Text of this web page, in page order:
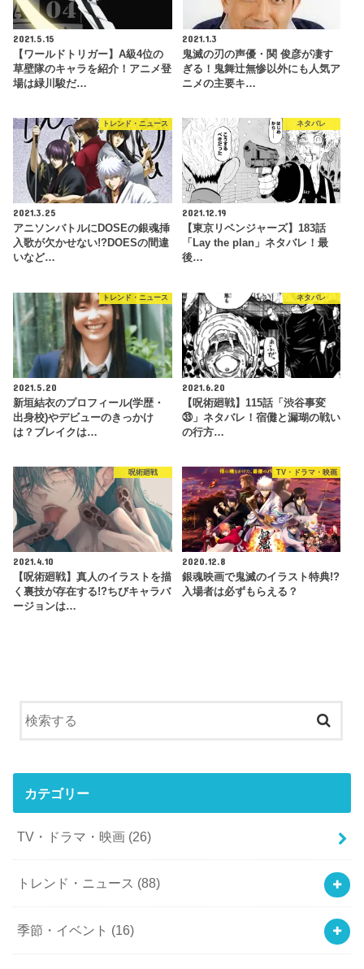
2021.5.15
【ワールドトリガー】A級4位の
草壁隊のキャラを紹介！アニメ登
場は緑川駿だ…
2021.1.3
鬼滅の刃の声優・関 俊彦が凄す
ぎる！鬼舞辻無惨以外にも人気ア
ニメの主要キ…
トレンド・ニュース
2021.3.25
アニソンバトルにDOSEの銀魂挿
入歌が欠かせない!?DOESの間違
いなど…
ネタバレ
2021.12.19
【東京リベンジャーズ】183話
「Lay the plan」ネタバレ！最
後…
トレンド・ニュース
2021.5.20
新垣結衣のプロフィール(学歴・
出身校)やデビューのきっかけ
は？ブレイクは…
ネタバレ
2021.6.20
【呪術廻戦】115話「渋谷事変
㉝」ネタバレ！宿儺と漏瑚の戦い
の行方…
呪術廻戦
2021.4.10
【呪術廻戦】真人のイラストを描
く裏技が存在する!?ちびキャラバ
ージョンは…
TV・ドラマ・映画
2020.12.8
銀魂映画で鬼滅のイラスト特典!?
入場者は必ずもらえる？
カテゴリー
TV・ドラマ・映画 (26)
トレンド・ニュース (88)
季節・イベント (16)